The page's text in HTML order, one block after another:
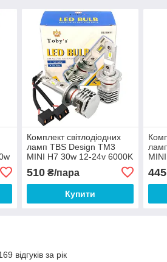
Комплект світлодіодних
ламп TBS Design TM3
MINI H7 30w 12-24v 6000K
510₴/пара
Купити
445
відгуків за рік